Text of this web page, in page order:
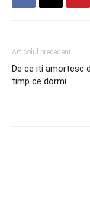
Articolul precedent
De ce iti amortesc
timp ce dormi